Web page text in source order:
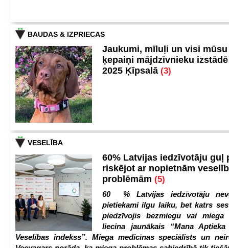
BAUDAS & IZPRIECAS
Jaukumi, mīluļi un visi
ķepaiņi mājdzīvnieku
2025 Ķīpsalā (3)
VESELĪBA
60% Latvijas iedzīvotāju guļ
riskējot ar nopietnām
problēmām (5)
60 % Latvijas iedzīvotāju
pietiekami ilgu laiku, bet katrs
piedzīvojis bezmiegu vai miega
liecina jaunākais “Mana
Veselības indekss”. Miega medicīnas speciālists un